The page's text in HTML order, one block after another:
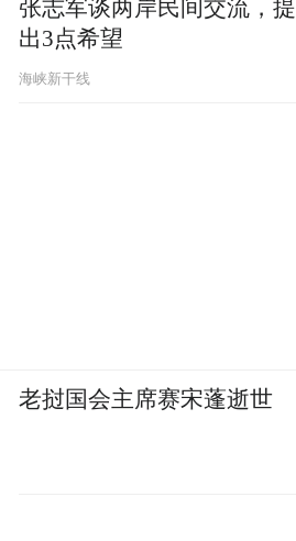
张志军谈两岸民间交流，提
出3点希望
海峡新干线
老挝国会主席赛宋蓬逝世